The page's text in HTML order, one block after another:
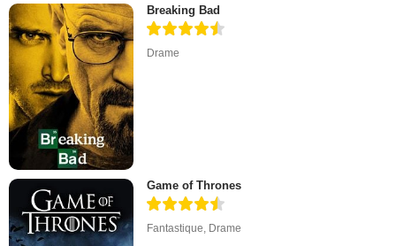
Breaking Bad
Drame
Game of Thrones
Fantastique, Drame